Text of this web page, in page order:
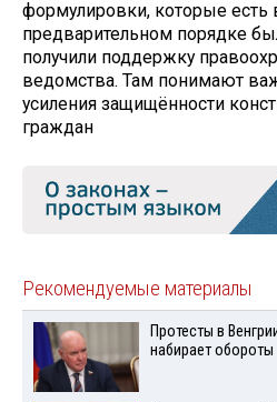
формулировки, которые есть
предварительном порядке
получили поддержку
ведомства. Там понимают
усиления защищённости
граждан
Рекомендуемые материалы
Протесты в
набирает обороты